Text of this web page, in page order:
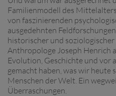
Familienmodell des
von faszinierenden
ausgedehnten
historischer und
Anthropologe Joseph Henrich
Evolution, Geschichte und vor
gemacht haben, was wir heute
Menschen der Welt. Ein
Überraschungen.